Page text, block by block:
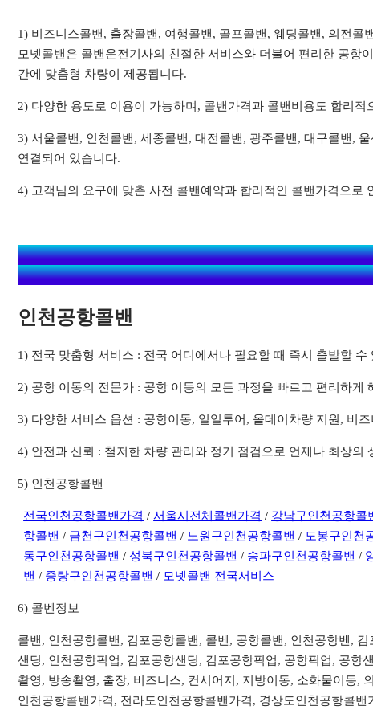
1) 비즈니스콜밴, 출장콜밴, 여행콜밴, 골프콜밴, 웨딩콜밴, 의전
모넷콜밴은 콜밴운전기사의 친절한 서비스와 더불어 편리한 공항
간에 맞춤형 차량이 제공됩니다.
2) 다양한 용도로 이용이 가능하며, 콜밴가격과 콜밴비용도 합리적
3) 서울콜밴, 인천콜밴, 세종콜밴, 대전콜밴, 광주콜밴, 대구콜밴,
연결되어 있습니다.
4) 고객님의 요구에 맞춘 사전 콜밴예약과 합리적인 콜밴가격으로
인천공항콜밴
1) 전국 맞춤형 서비스 : 전국 어디에서나 필요할 때 즉시 출발할
2) 공항 이동의 전문가 : 공항 이동의 모든 과정을 빠르고 편리하게
3) 다양한 서비스 옵션 : 공항이동, 일일투어, 올데이차량 지원, 비
4) 안전과 신뢰 : 철저한 차량 관리와 정기 점검으로 언제나 최상
5) 인천공항콜밴
전국인천공항콜밴가격 /서울시전체콜밴가격 / 강남구인천공항콜
항콜밴 / 금천구인천공항콜밴 / 노원구인천공항콜밴 / 도봉구인천
동구인천공항콜밴 / 성북구인천공항콜밴 / 송파구인천공항콜밴 /
밴 / 중랑구인천공항콜밴 / 모넷콜밴 전국서비스
6) 콜벤정보
콜밴, 인천공항콜밴, 김포공항콜밴, 콜벤, 공항콜밴, 인천공항벤,
샌딩, 인천공항픽업, 김포공항샌딩, 김포공항픽업, 공항픽업, 공항
촬영, 방송촬영, 출장, 비즈니스, 컨시어지, 지방이동, 소화물이동,
인천공항콜밴가격, 전라도인천공항콜밴가격, 경상도인천공항콜